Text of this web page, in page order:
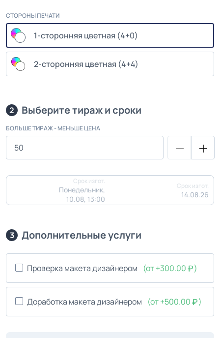
СТОРОНЫ ПЕЧАТИ
1-сторонняя цветная (4+0)
2-сторонняя цветная (4+4)
2 Выберите тираж и сроки
БОЛЬШЕ ТИРАЖ - МЕНЬШЕ ЦЕНА
Срок изгот.
Понедельник,
10.08, 13:00
Срок изгот.
14.08.26
3 Дополнительные услуги
Проверка макета дизайнером (от +300.00 )
Доработка макета дизайнером (от +500.00 )